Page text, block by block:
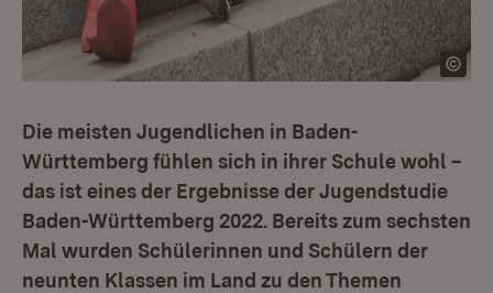
Die meisten Jugendlichen in Baden-
Württemberg fühlen sich in ihrer Schule wohl –
das ist eines der Ergebnisse der Jugendstudie
Baden-Württemberg 2022. Bereits zum sechsten
Mal wurden Schülerinnen und Schülern der
neunten Klassen im Land zu den Themen